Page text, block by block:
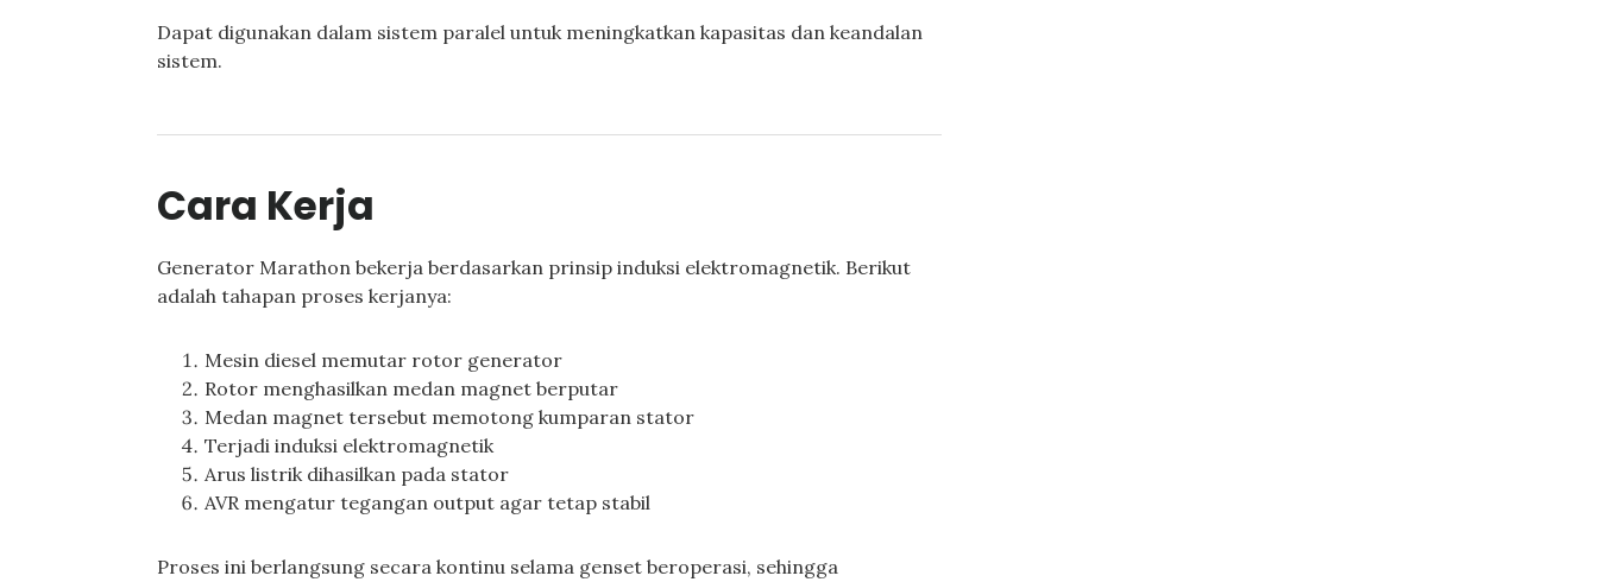
Dapat digunakan dalam sistem paralel untuk meningkatkan kapasitas dan keandalan
sistem.
Cara Kerja
Generator Marathon bekerja berdasarkan prinsip induksi elektromagnetik. Berikut
adalah tahapan proses kerjanya:
Mesin diesel memutar rotor generator
Rotor menghasilkan medan magnet berputar
Medan magnet tersebut memotong kumparan stator
Terjadi induksi elektromagnetik
Arus listrik dihasilkan pada stator
AVR mengatur tegangan output agar tetap stabil
Proses ini berlangsung secara kontinu selama genset beroperasi, sehingga